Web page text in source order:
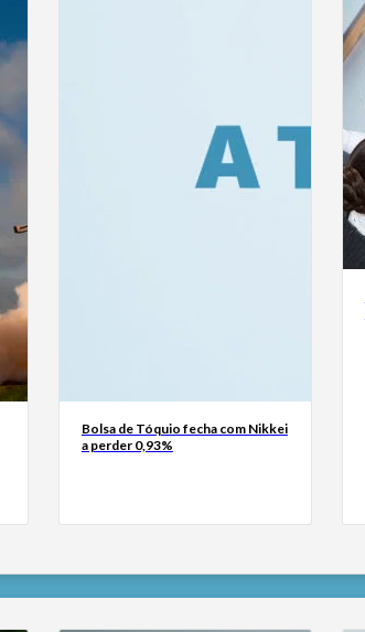
Bolsa de Tóquio fecha com Nikkei
a perder 0,93%